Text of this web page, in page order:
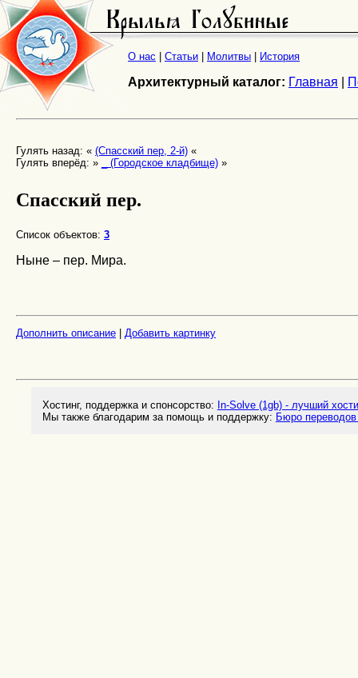
О нас Статьи Молитвы История
Архитектурный каталог: Главная
Гулять назад: « (Спасский пер, 2-й) «
Гулять вперёд: »
_ (Городское кладбище) »
Спасский пер.
Список объектов: 3
Ныне – пер. Мира.
Дополнить описание Добавить картинку
Хостинг, поддержка и спонсорство: In-Solve (1gb) - лучший
Мы также благодарим за помощь и поддержку: Бюро переводов